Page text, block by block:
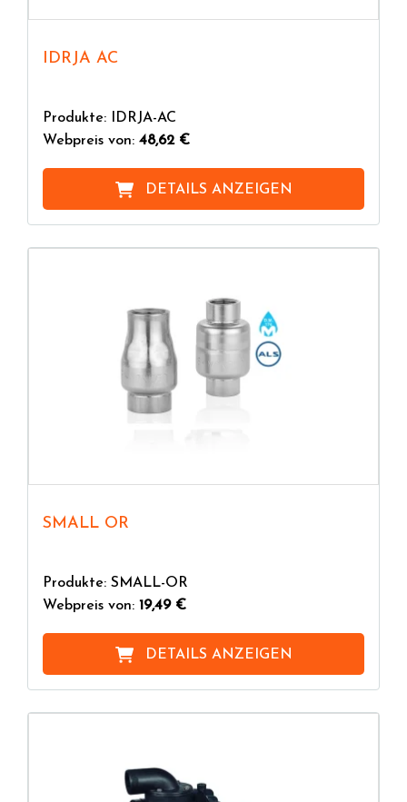
IDRJA AC
Produkte: IDRJA-AC
Webpreis von: 48,62 €
DETAILS ANZEIGEN
SMALL OR
Produkte: SMALL-OR
Webpreis von: 19,49 €
DETAILS ANZEIGEN